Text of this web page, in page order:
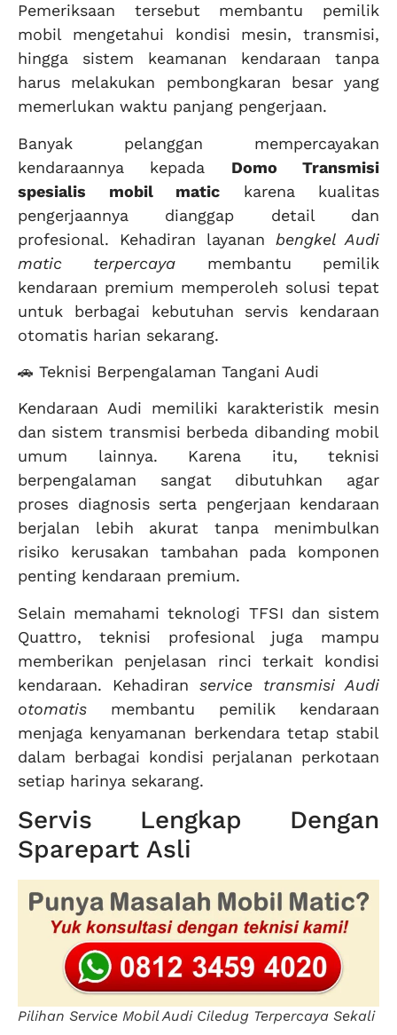
Pemeriksaan tersebut membantu pemilik
mobil mengetahui kondisi mesin, transmisi,
hingga sistem keamanan kendaraan tanpa
harus melakukan pembongkaran besar yang
memerlukan waktu panjang pengerjaan.
Banyak pelanggan mempercayakan
kendaraannya kepada Domo Transmisi
spesialis mobil matic karena kualitas
pengerjaannya dianggap detail dan
profesional. Kehadiran layanan bengkel Audi
matic terpercaya membantu pemilik
kendaraan premium memperoleh solusi tepat
untuk berbagai kebutuhan servis kendaraan
otomatis harian sekarang.
🚗 Teknisi Berpengalaman Tangani Audi
Kendaraan Audi memiliki karakteristik mesin
dan sistem transmisi berbeda dibanding mobil
umum lainnya. Karena itu, teknisi
berpengalaman sangat dibutuhkan agar
proses diagnosis serta pengerjaan kendaraan
berjalan lebih akurat tanpa menimbulkan
risiko kerusakan tambahan pada komponen
penting kendaraan premium.
Selain memahami teknologi TFSI dan sistem
Quattro, teknisi profesional juga mampu
memberikan penjelasan rinci terkait kondisi
kendaraan. Kehadiran service transmisi Audi
otomatis membantu pemilik kendaraan
menjaga kenyamanan berkendara tetap stabil
dalam berbagai kondisi perjalanan perkotaan
setiap harinya sekarang.
Servis Lengkap Dengan
Sparepart Asli
Pilihan Service Mobil Audi Ciledug Terpercaya Sekali